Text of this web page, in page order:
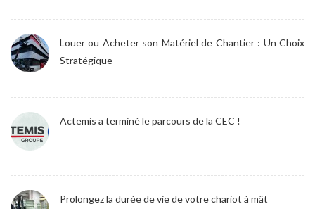
Louer ou Acheter son Matériel de Chantier : Un Choix
Stratégique
Actemis a terminé le parcours de la CEC !
Prolongez la durée de vie de votre chariot à mât